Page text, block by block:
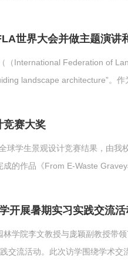
世界大会并做主题演讲
International Federation of
landscape architecture”。
竞赛大奖
球学生景观设计竞赛结果，由我
的作品《From E-Waste
开展暑期实习实践交流活
学院李文教授与庞颖副教授带
流活动。此次访学围绕学术交